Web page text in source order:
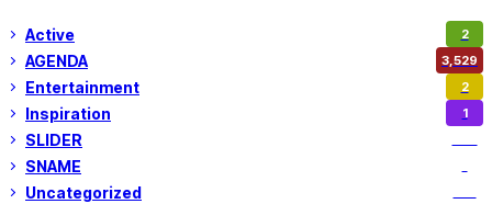
Active 2
AGENDA 3,529
Entertainment 2
Inspiration 1
SLIDER
SNAME
Uncategorized